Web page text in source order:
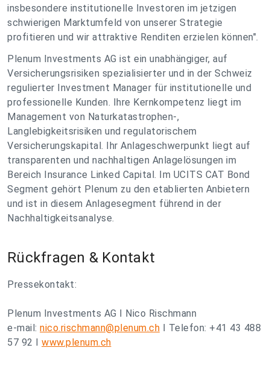
insbesondere institutionelle Investoren im jetzigen
schwierigen Marktumfeld von unserer Strategie
profitieren und wir attraktive Renditen erzielen können".
Plenum Investments AG ist ein unabhängiger, auf
Versicherungsrisiken spezialisierter und in der Schweiz
regulierter Investment Manager für institutionelle und
professionelle Kunden. Ihre Kernkompetenz liegt im
Management von Naturkatastrophen-,
Langlebigkeitsrisiken und regulatorischem
Versicherungskapital. Ihr Anlageschwerpunkt liegt auf
transparenten und nachhaltigen Anlagelösungen im
Bereich Insurance Linked Capital. Im UCITS CAT Bond
Segment gehört Plenum zu den etablierten Anbietern
und ist in diesem Anlagesegment führend in der
Nachhaltigkeitsanalyse.
Rückfragen & Kontakt
Pressekontakt:
Plenum Investments AG I Nico Rischmann
e-mail: nico.rischmann@plenum.ch I Telefon: +41 43 488
57 92 I www.plenum.ch